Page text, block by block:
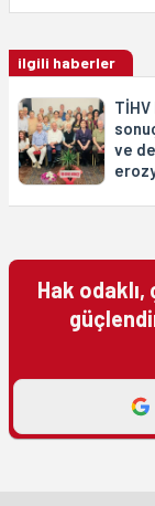
ilgili haberler
ve
Hak